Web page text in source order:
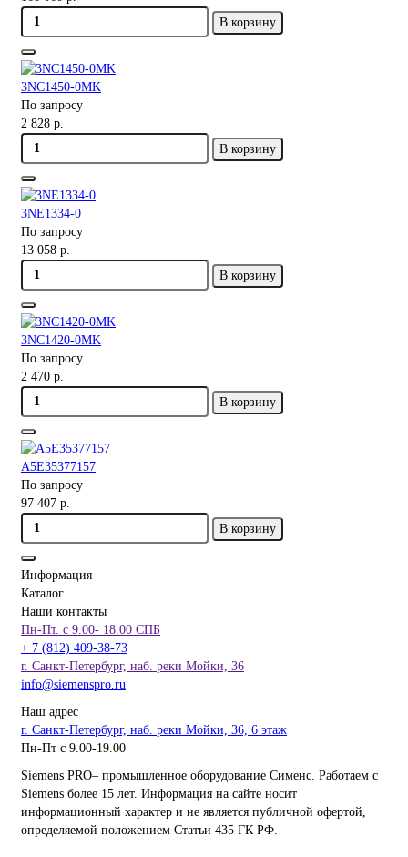
В корзину
3NC1450-0MK
По запросу
2 828 р.
В корзину
3NE1334-0
По запросу
13 058 р.
В корзину
3NC1420-0MK
По запросу
2 470 р.
В корзину
A5E35377157
По запросу
97 407 р.
В корзину
Информация
Каталог
Наши контакты
Пн-Пт. с 9.00- 18.00 СПБ
+ 7 (812) 409-38-73
г. Санкт-Петербург, наб. реки Мойки, 36
info@siemenspro.ru
Наш адрес
г. Санкт-Петербург, наб. реки Мойки, 36, 6 этаж
Пн-Пт с 9.00-19.00
Siemens PRO– промышленное оборудование Сименс. Работаем с
Siemens более 15 лет. Информация на сайте носит
информационный характер и не является публичной офертой,
определяемой положением Статьи 435 ГК РФ.